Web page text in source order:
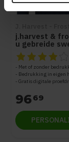
j.harvest &
u gebreide
heren 2930201
De
Met of zonder
Bedrukking in eigen
Gratis digitale
9669